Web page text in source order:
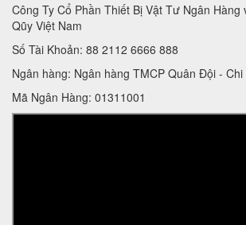
Công Ty Cổ Phần Thiết Bị Vật Tư Ngân Hàng
Qũy Việt Nam
Số Tài Khoản: 88 2112 6666 888
Ngân hàng: Ngân hàng TMCP Quân Đội -
Mã Ngân Hàng: 01311001